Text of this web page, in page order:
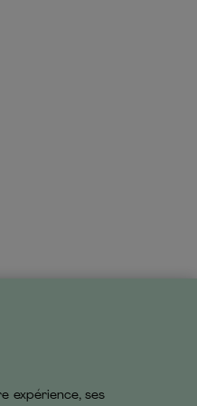
expérience, ses